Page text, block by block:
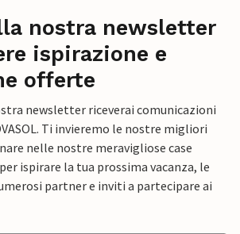
nostra newsletter
ispirazione e
offerte
newsletter riceverai comunicazioni
Ti invieremo le nostre migliori
nelle nostre meravigliose case
ispirare la tua prossima vacanza, le
partner e inviti a partecipare ai